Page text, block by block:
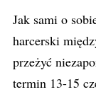
Jak sami o
harcerski
przeżyć
termin 13-15